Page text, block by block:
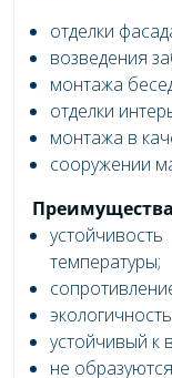
отделки
возведения
монтажа
отделки
монтажа в
сооружении
температуры;
устойчивый к
не